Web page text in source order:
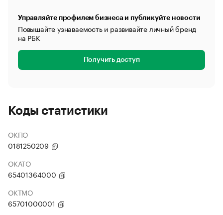
Управляйте профилем бизнеса и публикуйте новости
Повышайте узнаваемость и развивайте личный бренд
на РБК
Получить доступ
Коды статистики
ОКПО
0181250209
ОКАТО
65401364000
ОКТМО
65701000001